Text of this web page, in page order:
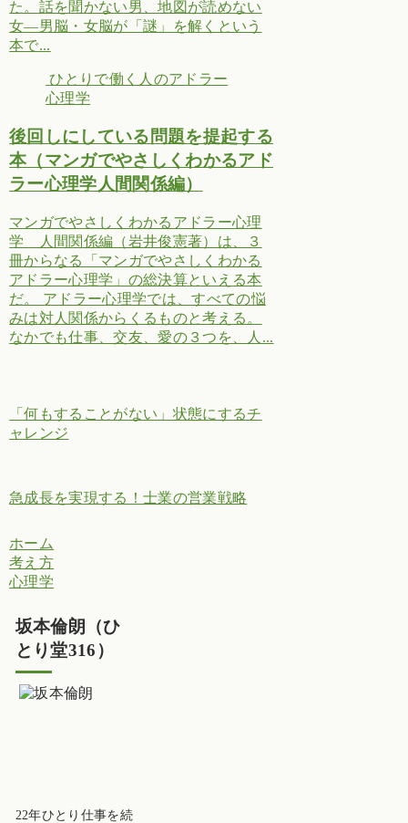
た。話を聞かない男、地図が読めない
女―男脳・女脳が「謎」を解くという
本で...
ひとりで働く人のアドラー
心理学
後回しにしている問題を提起する
本（マンガでやさしくわかるアド
ラー心理学人間関係編）
マンガでやさしくわかるアドラー心理
学 人間関係編（岩井俊憲著）は、３
冊からなる「マンガでやさしくわかる
アドラー心理学」の総決算といえる本
だ。 アドラー心理学では、すべての悩
みは対人関係からくるものと考える。
なかでも仕事、交友、愛の３つを、人...
「何もすることがない」状態にするチ
ャレンジ
急成長を実現する！士業の営業戦略
ホーム
考え方
心理学
坂本倫朗（ひ
とり堂316）
22年ひとり仕事を続